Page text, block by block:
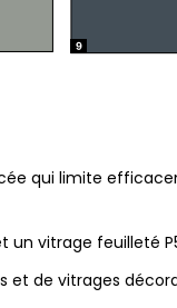
qui limite
vitrage feuilleté
et de vitrages